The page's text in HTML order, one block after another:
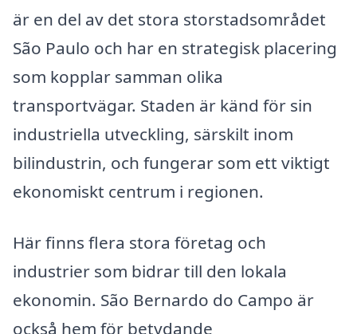
är en del av det stora storstadsområdet
São Paulo och har en strategisk placering
som kopplar samman olika
transportvägar. Staden är känd för sin
industriella utveckling, särskilt inom
bilindustrin, och fungerar som ett viktigt
ekonomiskt centrum i regionen.
Här finns flera stora företag och
industrier som bidrar till den lokala
ekonomin. São Bernardo do Campo är
också hem för betydande